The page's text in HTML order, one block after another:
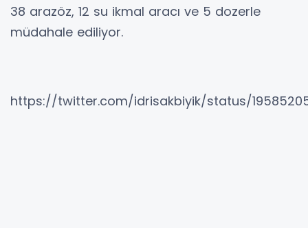
38 arazöz, 12 su ikmal aracı ve 5 dozerle
müdahale ediliyor.
https://twitter.com/idrisakbiyik/status/